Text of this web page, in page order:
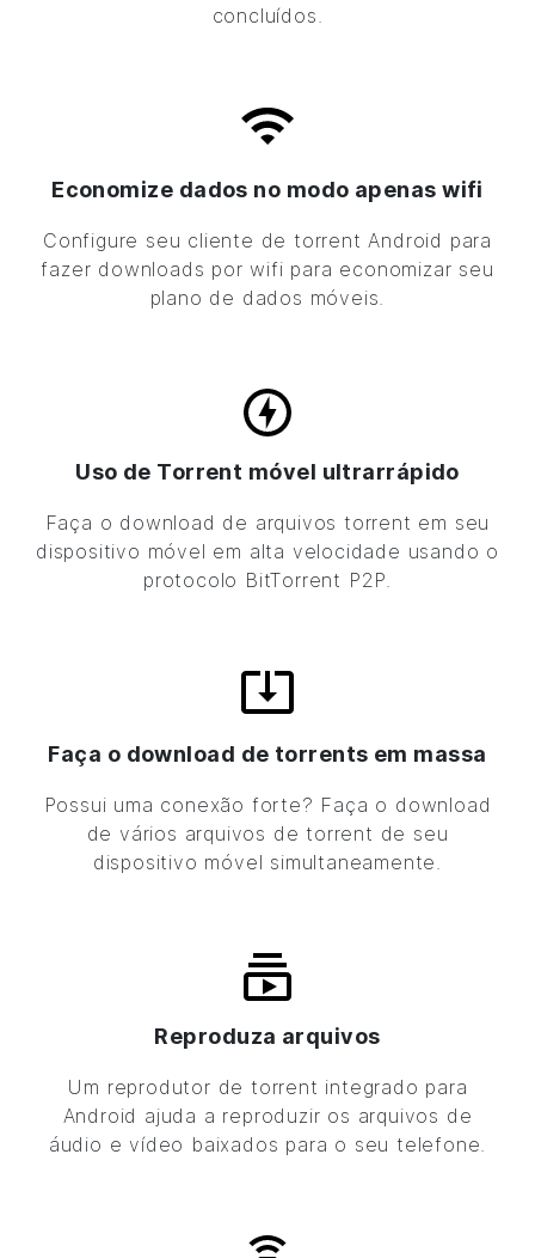
concluídos.
Economize dados no modo apenas wifi
Configure seu cliente de torrent Android para
fazer downloads por wifi para economizar seu
plano de dados móveis.
Uso de Torrent móvel ultrarrápido
Faça o download de arquivos torrent em seu
dispositivo móvel em alta velocidade usando o
protocolo BitTorrent P2P.
Faça o download de torrents em massa
Possui uma conexão forte? Faça o download
de vários arquivos de torrent de seu
dispositivo móvel simultaneamente.
Reproduza arquivos
Um reprodutor de torrent integrado para
Android ajuda a reproduzir os arquivos de
áudio e vídeo baixados para o seu telefone.